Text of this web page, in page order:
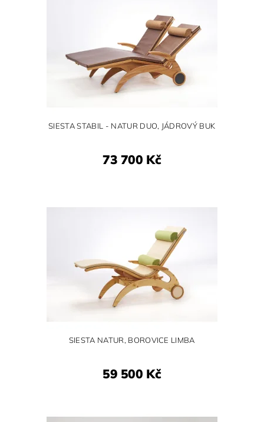
SIESTA STABIL - NATUR DUO, JÁDROVÝ BUK
73 700 Kč
SIESTA NATUR, BOROVICE LIMBA
59 500 Kč